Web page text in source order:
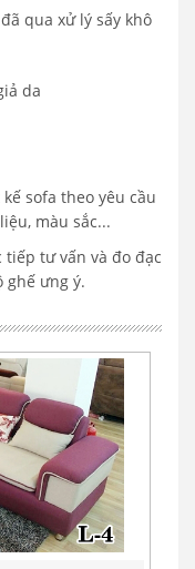
qua xử lý sấy khô
da
sofa theo yêu cầu
màu sắc...
tư vấn và đo đạc
ghế ưng ý.